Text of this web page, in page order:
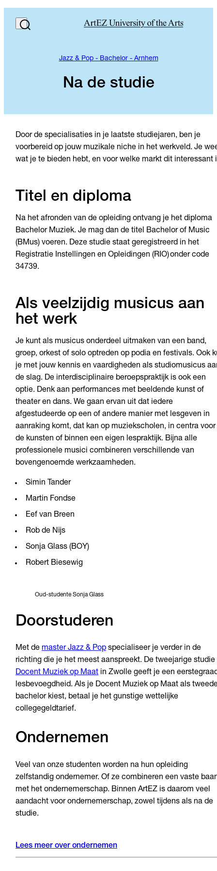
Jazz & Pop - Bachelor - Arnhem
Na de studie
Door de specialisaties in je laatste studiejaren, ben je
voorbereid op jouw muzikale niche in het werkveld. Je
wat je te bieden hebt, en voor welke markt dit interessant
Titel en diploma
Na het afronden van de opleiding ontvang je het diploma
Bachelor Muziek. Je mag dan de titel Bachelor of Music
(BMus) voeren. Deze studie staat geregistreerd in het
Registratie Instellingen en Opleidingen (RIO) onder code
34739.
Als veelzijdig musicus aan
het werk
Je kunt als musicus onderdeel uitmaken van een band,
groep, orkest of solo optreden op podia en festivals. Ook
je met jouw kennis en vaardigheden als studiomusicus
de slag. De interdisciplinaire beroepspraktijk is ook een
optie. Denk aan performances met beeldende kunst of
theater en dans. We gaan ervan uit dat iedere
afgestudeerde op een of andere manier met lesgeven in
aanraking komt, dat kan op muziekscholen, in centra voor
de kunsten of binnen een eigen lespraktijk. Bijna alle
professionele musici combineren verschillende van
bovengenoemde werkzaamheden.
Simin Tander
Martin Fondse
Eef van Breen
Rob de Nijs
Sonja Glass (BOY)
Robert Biesewig
Oud-studente Sonja Glass
Doorstuderen
Met de master Jazz & Pop specialiseer je verder in de
richting die je het meest aanspreekt. De tweejarige studie
Docent Muziek op Maat in Zwolle geeft je een
lesbevoegdheid. Als je Docent Muziek op Maat als
bachelor kiest, betaal je het gunstige wettelijke
collegegeldtarief.
Ondernemen
Veel van onze studenten worden na hun opleiding
zelfstandig ondernemer. Of ze combineren een vaste
met het ondernemerschap. Binnen ArtEZ is daarom veel
aandacht voor ondernemerschap, zowel tijdens als na de
studie.
Lees meer over ondernemen